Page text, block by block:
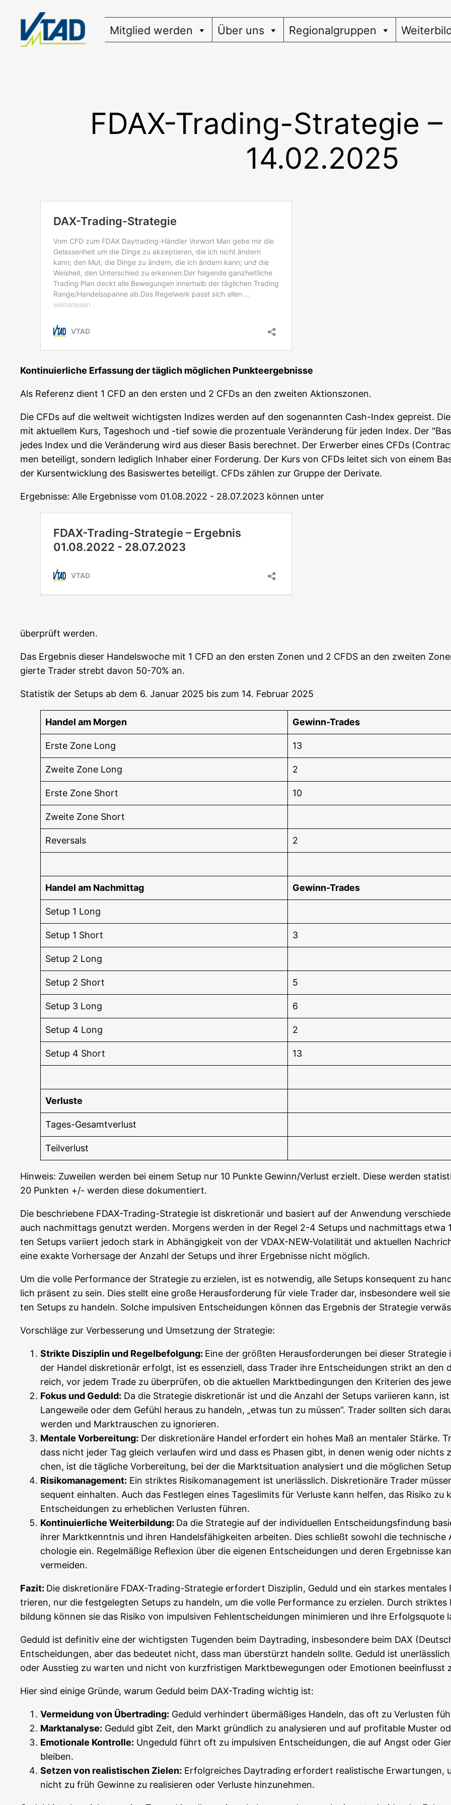
springen
Mitglied werden Über uns Regionalgruppen
FDAX-Trading-Strategie
14.02.2025
Kon­ti­nu­ier­li­che Erfas­sung der täg­lich mög­li­chen Punkteergebnisse
Als Refe­renz dient 1 CFD an den ers­ten und 2 CFDs an den zwei­ten Aktionszonen.
Die CFDs auf die welt­weit wich­tigs­ten Indi­zes wer­den auf den soge­nann­ten Cash-Index gepreist.
mit aktu­el­lem Kurs, Tages­hoch und -tief sowie die pro­zen­tua­le Ver­än­de­rung für jeden Index. Der
jedes Index und die Ver­än­de­rung wird aus die­ser Basis berech­net. Der Erwer­ber eines CFDs
men betei­ligt, son­dern ledig­lich Inha­ber einer For­de­rung. Der Kurs von CFDs lei­tet sich von einem
der Kurs­ent­wick­lung des Basis­wer­tes betei­ligt. CFDs zäh­len zur Grup­pe der Derivate.
Ergeb­nis­se: Alle Ergeb­nis­se vom 01.08.2022 - 28.07.2023 kön­nen unter
über­prüft werden.
Das Ergeb­nis die­ser Han­dels­wo­che mit 1 CFD an den ers­ten Zonen und 2 CFDS an den zwei­ten
gier­te Trader strebt davon 50-70% an.
Sta­tis­tik der Set­ups ab dem 6. Janu­ar 2025 bis zum 14. Febru­ar 2025
Han­del am Morgen Gewinn-Trades
Ers­te Zone Long 13
Zwei­te Zone Long 2
Ers­te Zone Short 10
Zwei­te Zone Short
Rever­sals 2
Han­del am Nachmittag Gewinn-Trades
Set­up 1 Long
Set­up 1 Short 3
Set­up 2 Long
Set­up 2 Short 5
Set­up 3 Long 6
Set­up 4 Long 2
Set­up 4 Short 13
Ver­lus­te
Tages-Gesamt­ver­lust
Teil­ver­lust
Hin­weis: Zuwei­len wer­den bei einem Set­up nur 10 Punk­te Gewinn/Verlust erzielt. Die­se wer­den
20 Punk­ten +/- wer­den die­se dokumentiert.
Die beschrie­be­ne FDAX-Tra­ding-Stra­te­gie ist dis­kre­tio­när und basiert auf der Anwen­dung
auch nach­mit­tags genutzt wer­den. Mor­gens wer­den in der Regel 2-4 Set­ups und nach­mit­tags etwa
ten Set­ups vari­iert jedoch stark in Abhän­gig­keit von der VDAX-NEW-Vola­ti­li­tät und aktu­el­len
eine exak­te Vor­her­sa­ge der Anzahl der Set­ups und ihrer Ergeb­nis­se nicht möglich.
Um die vol­le Per­for­mance der Stra­te­gie zu erzie­len, ist es not­wen­dig, alle Set­ups kon­se­quent zu
lich prä­sent zu sein. Dies stellt eine gro­ße Her­aus­for­de­rung für vie­le Trader dar, ins­be­son­de­re weil
ten Set­ups zu han­deln. Sol­che impul­si­ven Ent­schei­dun­gen kön­nen das Ergeb­nis der Stra­te­gie
Vor­schlä­ge zur Ver­bes­se­rung und Umset­zung der Strategie:
Strik­te Dis­zi­plin und Regel­be­fol­gung: Eine der größ­ten Her­aus­for­de­run­gen bei die­ser
der Han­del dis­kre­tio­när erfolgt, ist es essen­zi­ell, dass Trader ihre Ent­schei­dun­gen strikt an
reich, vor jedem Trade zu über­prü­fen, ob die aktu­el­len Markt­be­din­gun­gen den Kri­te­ri­en des
Fokus und Geduld: Da die Stra­te­gie dis­kre­tio­när ist und die Anzahl der Set­ups vari­ie­ren kann,
Lan­ge­wei­le oder dem Gefühl her­aus zu han­deln, „etwas tun zu müs­sen“. Trader soll­ten sich
wer­den und Markt­rau­schen zu ignorieren.
Men­ta­le Vor­be­rei­tung: Der dis­kre­tio­nä­re Han­del erfor­dert ein hohes Maß an men­ta­ler Stär­ke.
dass nicht jeder Tag gleich ver­lau­fen wird und dass es Pha­sen gibt, in denen wenig oder
chen, ist die täg­li­che Vor­be­rei­tung, bei der die Markt­si­tua­ti­on ana­ly­siert und die mög­li­chen
Risi­ko­ma­nage­ment: Ein strik­tes Risi­ko­ma­nage­ment ist uner­läss­lich. Dis­kre­tio­nä­re Trader
se­quent ein­hal­ten. Auch das Fest­le­gen eines Tages­li­mits für Ver­lus­te kann hel­fen, das Risi­ko
Ent­schei­dun­gen zu erheb­li­chen Ver­lus­ten führen.
Kon­ti­nu­ier­li­che Wei­ter­bil­dung: Da die Stra­te­gie auf der indi­vi­du­el­len Ent­schei­dungs­fin­dung
ihrer Markt­kennt­nis und ihren Han­dels­fä­hig­kei­ten arbei­ten. Dies schließt sowohl die
cho­lo­gie ein. Regel­mä­ßi­ge Refle­xi­on über die eige­nen Ent­schei­dun­gen und deren Ergeb­nis­se
vermeiden.
Fazit: Die dis­kre­tio­nä­re FDAX-Tra­ding-Stra­te­gie erfor­dert Dis­zi­plin, Geduld und ein star­kes
trie­ren, nur die fest­ge­leg­ten Set­ups zu han­deln, um die vol­le Per­for­mance zu erzie­len. Durch
bil­dung kön­nen sie das Risi­ko von impul­si­ven Fehl­ent­schei­dun­gen mini­mie­ren und ihre Erfolgs­quo­te
Geduld ist defi­ni­tiv eine der wich­tigs­ten Tugen­den beim Day­tra­ding, ins­be­son­de­re beim DAX
Ent­schei­dun­gen, aber das bedeu­tet nicht, dass man über­stürzt han­deln soll­te. Geduld ist
oder Aus­stieg zu war­ten und nicht von kurz­fris­ti­gen Markt­be­we­gun­gen oder Emo­tio­nen beein­flusst
Hier sind eini­ge Grün­de, war­um Geduld beim DAX-Tra­ding wich­tig ist:
Ver­mei­dung von Über­tra­ding: Geduld ver­hin­dert über­mä­ßi­ges Han­deln, das oft zu Ver­lus­ten
Markt­ana­ly­se: Geduld gibt Zeit, den Markt gründ­lich zu ana­ly­sie­ren und auf pro­fi­ta­ble Mus­ter
Emo­tio­na­le Kon­trol­le: Unge­duld führt oft zu impul­si­ven Ent­schei­dun­gen, die auf Angst oder
bleiben.
Set­zen von rea­lis­ti­schen Zie­len: Erfolg­rei­ches Day­tra­ding erfor­dert rea­lis­ti­sche Erwar­tun­gen,
nicht zu früh Gewin­ne zu rea­li­sie­ren oder Ver­lus­te hinzunehmen.